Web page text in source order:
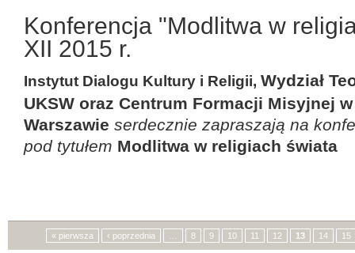
Konferencja "Modlitwa w
XII 2015 r.
Instytut Dialogu Kultury i Religii, Wydział
UKSW oraz Centrum Formacji Misyjnej w
Warszawie serdecznie zapraszają na
pod tytułem Modlitwa w religiach świata
« pierwsza ‹ poprzednia 8 9 10 11 12 13 14 15